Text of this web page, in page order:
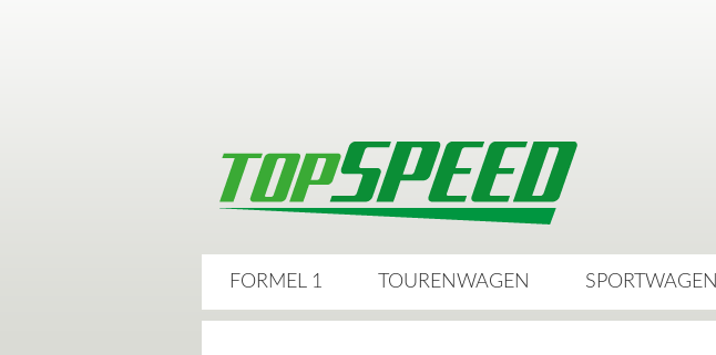
FORMEL 1 TOURENWAGEN SPORTWAGEN